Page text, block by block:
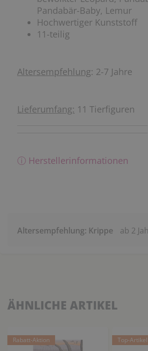
Pandabär-Baby, Lemur
Hochwertiger Kunststoff
11-teilig
Altersempfehlung: 2-7 Jahre
Lieferumfang: 11 Tierfiguren
ⓘ Herstellerinformationen
Altersempfehlung: Krippe ab 2
ÄHNLICHE ARTIKEL
Rabatt-Aktion Top-Artikel